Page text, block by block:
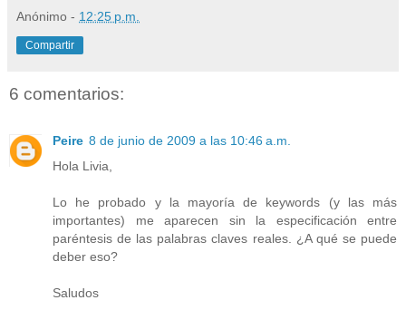
Anónimo - 12:25 p.m.
Compartir
6 comentarios:
Peire 8 de junio de 2009 a las 10:46 a.m.
Hola Livia,
Lo he probado y la mayoría de keywords (y las más
importantes) me aparecen sin la especificación entre
paréntesis de las palabras claves reales. ¿A qué se puede
deber eso?
Saludos